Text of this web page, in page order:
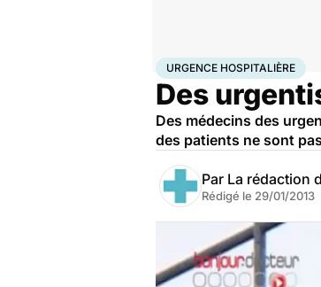
AccueilSantéUrgencesUrgence
URGENCE HOSPITALIÈRE
Des
Des médecins des
des patients ne sont
Par La rédaction
Rédigé le 29/01/2013